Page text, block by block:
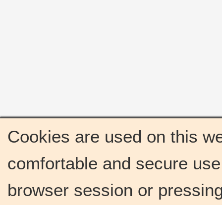
Cookies are used on this
comfortable and secure
browser session or